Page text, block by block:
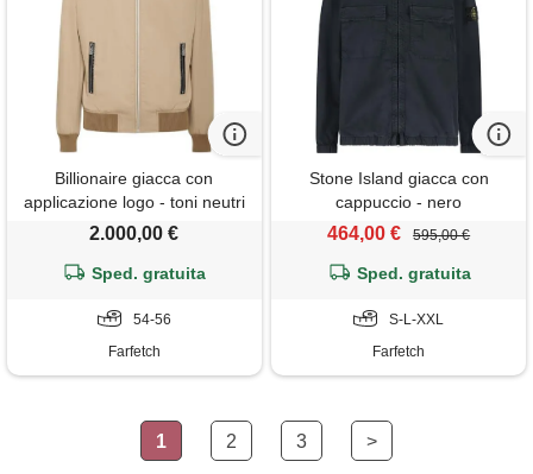
Billionaire giacca con
applicazione logo - toni neutri
2.000,00 €
Sped. gratuita
54-56
Farfetch
Stone Island giacca con
cappuccio - nero
464,00 € 595,00 €
Sped. gratuita
S-L-XXL
Farfetch
1 2 3 >